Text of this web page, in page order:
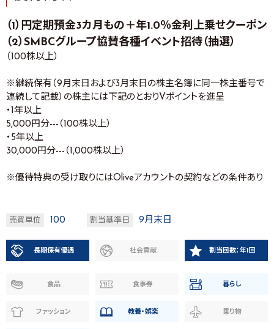
（1）円定期預金3カ月もの＋年1.0％金利上乗せクーポン
（2）SMBCグループ協賛各種イベント招待（抽選）
（100株以上）
※継続保有（9月末日および3月末日の株主名簿に同一株主番号で
連続して記載）の株主には下記のとおりVポイントを進呈
・1年以上
5,000円分---（100株以上）
・5年以上
30,000円分---（1,000株以上）
※優待特典の受け取りにはOliveアカウントの契約などの条件あり
売買単位 100 割当基準日 9月末日
長期保有優遇 社会貢献 割当回数：年1回
食品 食事券 暮らし
ファッション 教養・娯楽 乗り物